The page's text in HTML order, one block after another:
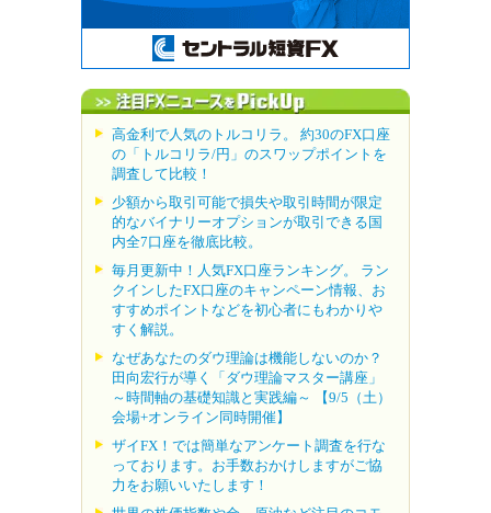
高金利で人気のトルコリラ。 約30のFX口座
の「トルコリラ/円」のスワップポイントを
調査して比較！
少額から取引可能で損失や取引時間が限定
的なバイナリーオプションが取引できる国
内全7口座を徹底比較。
毎月更新中！人気FX口座ランキング。 ラン
クインしたFX口座のキャンペーン情報、お
すすめポイントなどを初心者にもわかりや
すく解説。
なぜあなたのダウ理論は機能しないのか？
田向宏行が導く「ダウ理論マスター講座」
～時間軸の基礎知識と実践編～ 【9/5（土）
会場+オンライン同時開催】
ザイFX！では簡単なアンケート調査を行な
っております。お手数おかけしますがご協
力をお願いいたします！